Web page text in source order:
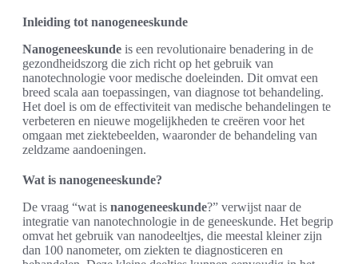
Inleiding tot nanogeneeskunde
Nanogeneeskunde is een revolutionaire benadering in de
gezondheidszorg die zich richt op het gebruik van
nanotechnologie voor medische doeleinden. Dit omvat een
breed scala aan toepassingen, van diagnose tot behandeling.
Het doel is om de effectiviteit van medische behandelingen te
verbeteren en nieuwe mogelijkheden te creëren voor het
omgaan met ziektebeelden, waaronder de behandeling van
zeldzame aandoeningen.
Wat is nanogeneeskunde?
De vraag “wat is nanogeneeskunde?” verwijst naar de
integratie van nanotechnologie in de geneeskunde. Het begrip
omvat het gebruik van nanodeeltjes, die meestal kleiner zijn
dan 100 nanometer, om ziekten te diagnosticeren en